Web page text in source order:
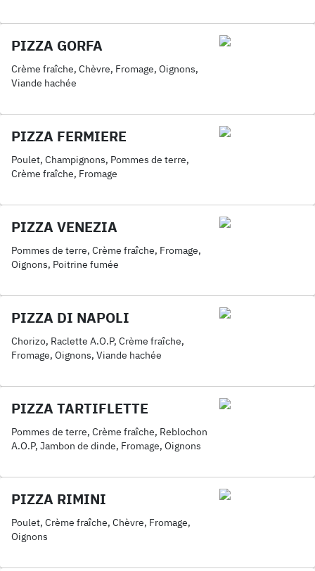
PIZZA GORFA
Crème fraîche, Chèvre, Fromage, Oignons,
Viande hachée
PIZZA FERMIERE
Poulet, Champignons, Pommes de terre,
Crème fraîche, Fromage
PIZZA VENEZIA
Pommes de terre, Crème fraîche, Fromage,
Oignons, Poitrine fumée
PIZZA DI NAPOLI
Chorizo, Raclette A.O.P, Crème fraîche,
Fromage, Oignons, Viande hachée
PIZZA TARTIFLETTE
Pommes de terre, Crème fraîche, Reblochon
A.O.P, Jambon de dinde, Fromage, Oignons
PIZZA RIMINI
Poulet, Crème fraîche, Chèvre, Fromage,
Oignons